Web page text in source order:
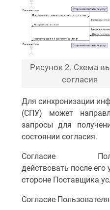
Рисунок 2. Схема
согласия
Для синхронизации
(СПУ) может
запросы для
состоянии согласия.
Согласие
действовать после
стороне Поставщика
Согласие